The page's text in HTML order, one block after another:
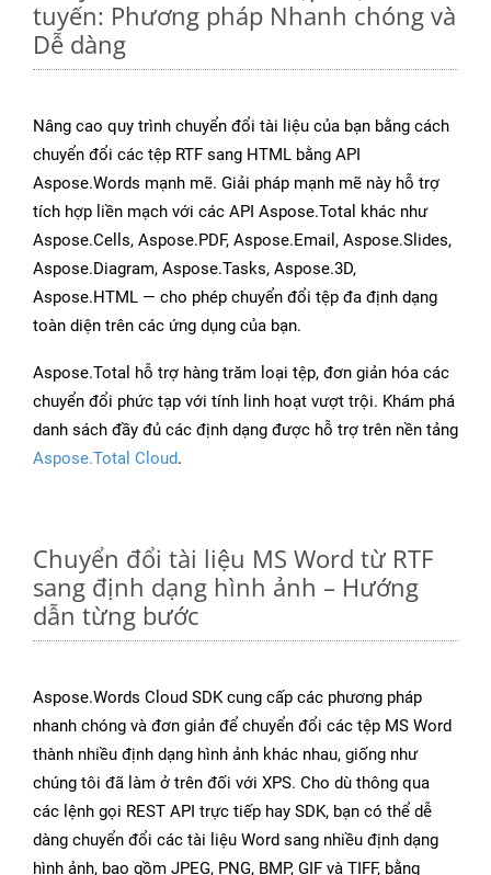
tuyến: Phương pháp Nhanh chóng và
Dễ dàng
Nâng cao quy trình chuyển đổi tài liệu của bạn bằng cách
chuyển đổi các tệp RTF sang HTML bằng API
Aspose.Words mạnh mẽ. Giải pháp mạnh mẽ này hỗ trợ
tích hợp liền mạch với các API Aspose.Total khác như
Aspose.Cells, Aspose.PDF, Aspose.Email, Aspose.Slides,
Aspose.Diagram, Aspose.Tasks, Aspose.3D,
Aspose.HTML — cho phép chuyển đổi tệp đa định dạng
toàn diện trên các ứng dụng của bạn.
Aspose.Total hỗ trợ hàng trăm loại tệp, đơn giản hóa các
chuyển đổi phức tạp với tính linh hoạt vượt trội. Khám phá
danh sách đầy đủ các định dạng được hỗ trợ trên nền tảng
Aspose.Total Cloud.
Chuyển đổi tài liệu MS Word từ RTF
sang định dạng hình ảnh – Hướng
dẫn từng bước
Aspose.Words Cloud SDK cung cấp các phương pháp
nhanh chóng và đơn giản để chuyển đổi các tệp MS Word
thành nhiều định dạng hình ảnh khác nhau, giống như
chúng tôi đã làm ở trên đối với XPS. Cho dù thông qua
các lệnh gọi REST API trực tiếp hay SDK, bạn có thể dễ
dàng chuyển đổi các tài liệu Word sang nhiều định dạng
hình ảnh, bao gồm JPEG, PNG, BMP, GIF và TIFF, bằng